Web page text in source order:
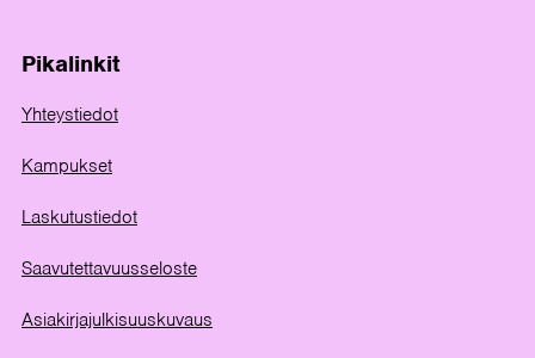
Pikalinkit
Yhteystiedot
Kampukset
Laskutustiedot
Saavutettavuusseloste
Asiakirjajulkisuuskuvaus